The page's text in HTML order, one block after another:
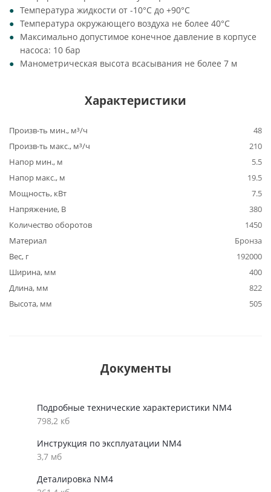
Температура жидкости от -10°C до +90°C
Температура окружающего воздуха не более 40°C
Максимально допустимое конечное давление в корпусе
насоса: 10 бар
Манометрическая высота всасывания не более 7 м
Характеристики
Произв-ть мин., м³/ч
48
Произв-ть макс., м³/ч
210
Напор мин., м
5.5
Напор макс., м
19.5
Мощность, кВт
7.5
Напряжение, В
380
Количество оборотов
1450
Материал
Бронза
Вес, г
192000
Ширина, мм
400
Длина, мм
822
Высота, мм
505
Документы
Подробные технические характеристики NM4
798,2 кб
Инструкция по эксплуатации NM4
3,7 мб
Деталировка NM4